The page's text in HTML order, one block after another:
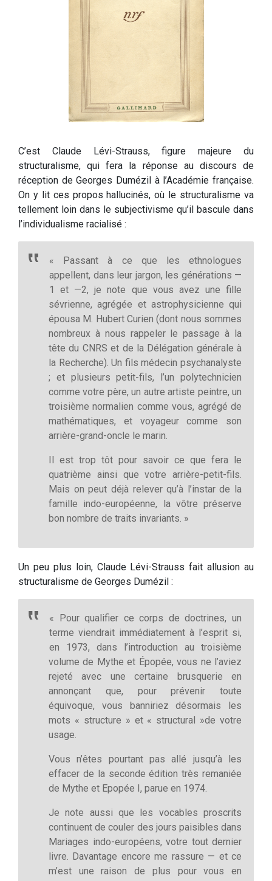
C’est Claude Lévi-Strauss, figure majeure du
structuralisme, qui fera la réponse au discours de
réception de Georges Dumézil à l’Académie française.
On y lit ces propos hallucinés, où le structuralisme va
tellement loin dans le subjectivisme qu’il bascule dans
l’individualisme racialisé :
« Passant à ce que les ethnologues
appellent, dans leur jargon, les générations —
1 et —2, je note que vous avez une fille
sévrienne, agrégée et astrophysicienne qui
épousa M. Hubert Curien (dont nous sommes
nombreux à nous rappeler le passage à la
tête du CNRS et de la Délégation générale à
la Recherche). Un fils médecin psychanalyste
; et plusieurs petit-fils, l’un polytechnicien
comme votre père, un autre artiste peintre, un
troisième normalien comme vous, agrégé de
mathématiques, et voyageur comme son
arrière-grand-oncle le marin.
Il est trop tôt pour savoir ce que fera le
quatrième ainsi que votre arrière-petit-fils.
Mais on peut déjà relever qu’à l’instar de la
famille indo-européenne, la vôtre préserve
bon nombre de traits invariants. »
Un peu plus loin, Claude Lévi-Strauss fait allusion au
structuralisme de Georges Dumézil :
« Pour qualifier ce corps de doctrines, un
terme viendrait immédiatement à l’esprit si,
en 1973, dans l’introduction au troisième
volume de Mythe et Épopée, vous ne l’aviez
rejeté avec une certaine brusquerie en
annonçant que, pour prévenir toute
équivoque, vous banniriez désormais les
mots « structure » et « structural »de votre
usage.
Vous n’êtes pourtant pas allé jusqu’à les
effacer de la seconde édition très remaniée
de Mythe et Epopée I, parue en 1974.
Je note aussi que les vocables proscrits
continuent de couler des jours paisibles dans
Mariages indo-européens, votre tout dernier
livre. Davantage encore me rassure — et ce
m’est une raison de plus pour vous en